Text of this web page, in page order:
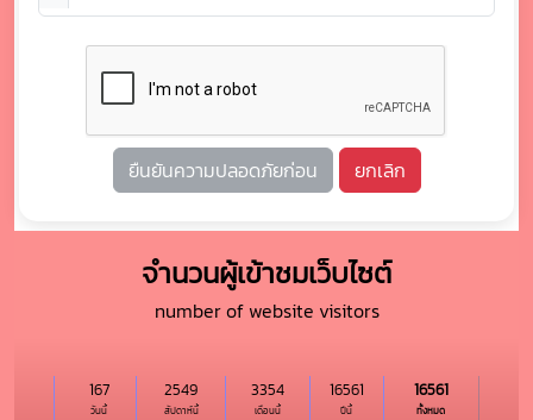
ยืนยันความปลอดภัยก่อน ยกเลิก
จำนวนผู้เข้าชมเว็บไซต์
number of website visitors
วันนี้
167
สัปดาห์นี้
2549
เดือนนี้
3354
ปีนี้
16561
ทั้งหมด
16561